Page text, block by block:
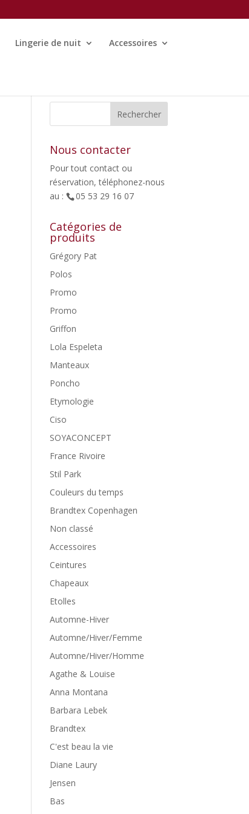
Lingerie de nuit Accessoires
Nous contacter
Pour tout contact ou
réservation, téléphonez-nous
au :
05 53 29 16 07
Catégories de
produits
Grégory Pat
Polos
Promo
Promo
Griffon
Lola Espeleta
Manteaux
Poncho
Etymologie
Ciso
SOYACONCEPT
France Rivoire
Stil Park
Couleurs du temps
Brandtex Copenhagen
Non classé
Accessoires
Ceintures
Chapeaux
Etolles
Automne-Hiver
Automne/Hiver/Femme
Automne/Hiver/Homme
Agathe & Louise
Anna Montana
Barbara Lebek
Brandtex
C'est beau la vie
Diane Laury
Jensen
Bas